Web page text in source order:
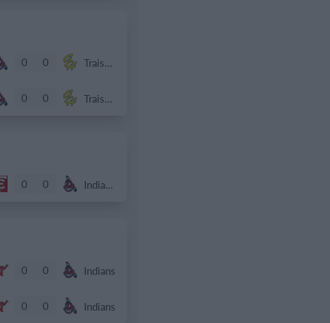
0 0 Traiskirchen Grasshoppers
0 0 Traiskirchen Grasshoppers
0 0 Indians 2
0 0 Indians
0 0 Indians